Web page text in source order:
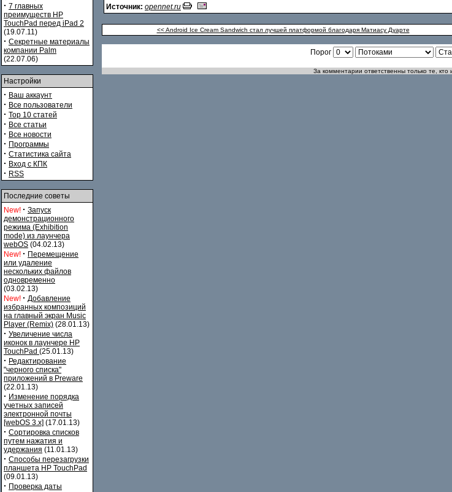
· 7 главных
преимуществ HP
TouchPad перед iPad 2
(19.07.11)
· Секретные материалы
компании Palm
(22.07.06)
Настройки
· Ваш аккаунт
· Все пользователи
· Top 10 статей
· Все статьи
· Все новости
· Программы
· Статистика сайта
· Вход с КПК
· RSS
Последние советы
New! · Запуск
демонстрационного
режима (Exhibition
mode) из лаунчера
webOS (04.02.13)
New! · Перемещение
или удаление
нескольких файлов
одновременно
(03.02.13)
New! · Добавление
избранных композиций
на главный экран Music
Player (Remix) (28.01.13)
· Увеличение числа
иконок в лаунчере HP
TouchPad (25.01.13)
· Редактирование
"черного списка"
приложений в Preware
(22.01.13)
· Изменение порядка
учетных записей
электронной почты
[webOS 3.x] (17.01.13)
· Сортировка списков
путем нажатия и
удержания (11.01.13)
· Способы перезагрузки
планшета HP TouchPad
(09.01.13)
· Проверка даты
Источник: opennet.ru
<< Android Ice Cream Sandwich стал лучшей платформой благодаря Матиасу Дуарте
Порог
За комментарии ответственны только те,